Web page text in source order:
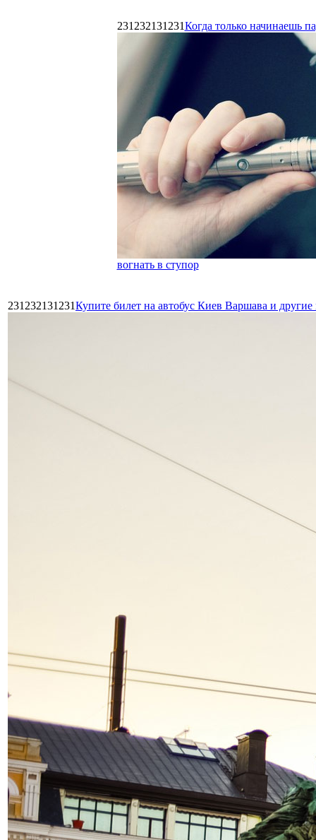
231232131231Когда только начинаешь
вогнать в ступор
231232131231Купите билет на автобус Киев Варшава и